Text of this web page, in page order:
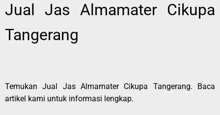
Jual Jas Almamater Cikupa
Tangerang
Temukan Jual Jas Almamater Cikupa Tangerang. Baca
artikel kami untuk informasi lengkap.